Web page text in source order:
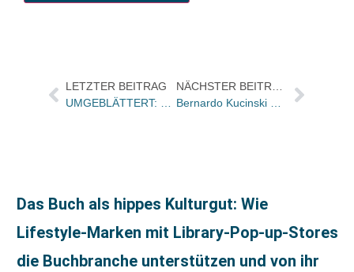
LETZTER BEITRAG
Das Buch als hippes Kulturgut: Wie
Lifestyle-Marken mit Library-Pop-up-Stores
die Buchbranche unterstützen und von ihr